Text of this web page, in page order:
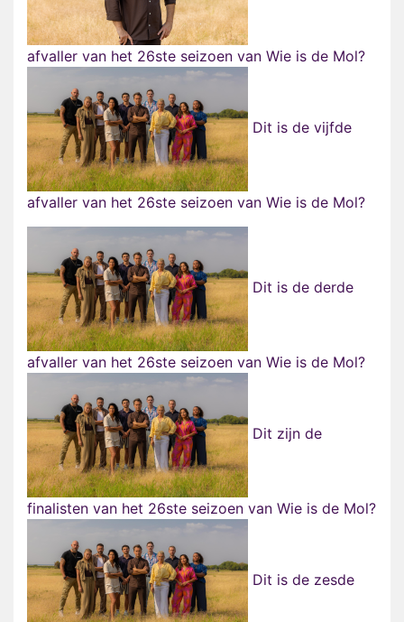
afvaller van het 26ste seizoen van Wie is de Mol?
Dit is de vijfde
afvaller van het 26ste seizoen van Wie is de Mol?
Dit is de derde
afvaller van het 26ste seizoen van Wie is de Mol?
Dit zijn de
finalisten van het 26ste seizoen van Wie is de Mol?
Dit is de zesde